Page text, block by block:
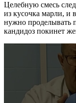
Целебную смесь
из кусочка марли, и
нужно проделывать
кандидоз покинет